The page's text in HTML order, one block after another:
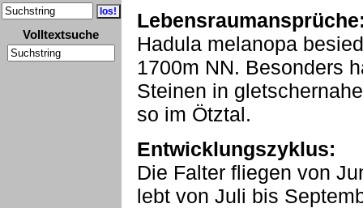
Volltextsuche
Hadula melanopa
1700m NN. Besonders
Steinen in
so im Ötztal.
Entwicklungszyklus:
Die Falter fliegen von
lebt von Juli bis